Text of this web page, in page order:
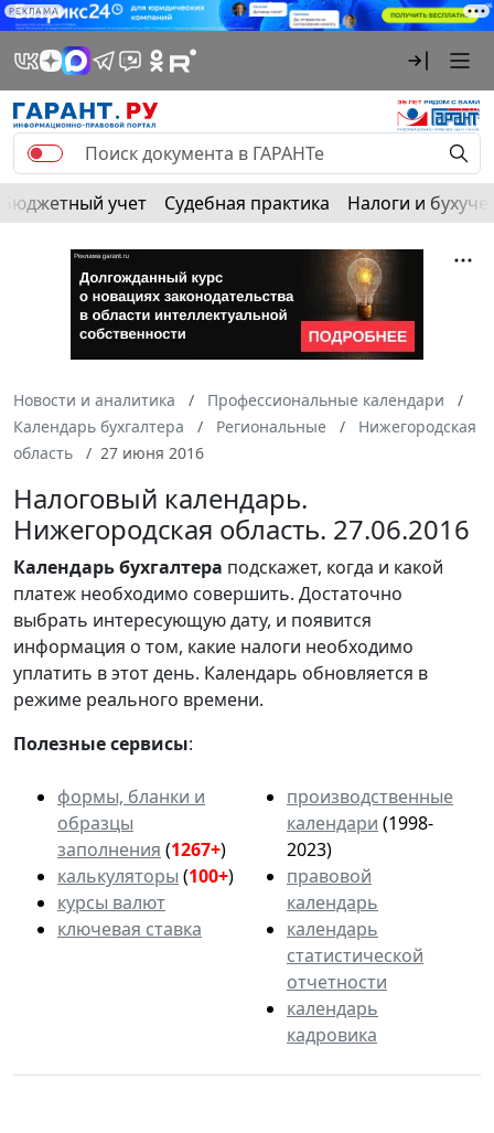
РЕКЛАМА
Бюджетный учет Судебная практика Налоги и
Новости и аналитика
Профессиональные календари
Календарь бухгалтера
Региональные
Нижегородская
область
27 июня 2016
Налоговый календарь.
Нижегородская область. 27.06.2016
Календарьбухгалтера подскажет, когда и какой
платеж необходимо совершить. Достаточно
выбрать интересующую дату, и появится
информация о том, какие налоги необходимо
уплатить в этот день. Календарь обновляется в
режиме реального времени.
Полезные сервисы:
формы, бланки и
образцы
заполнения (1267+)
калькуляторы (100+)
курсы валют
ключевая ставка
производственные
календари (1998-
2023)
правовой
календарь
календарь
статистической
отчетности
календарь
кадровика